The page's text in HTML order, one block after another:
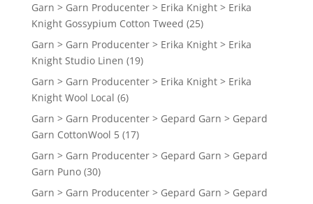
Garn > Garn Producenter > Erika Knight > Erika
Knight Gossypium Cotton Tweed (25)
Garn > Garn Producenter > Erika Knight > Erika
Knight Studio Linen (19)
Garn > Garn Producenter > Erika Knight > Erika
Knight Wool Local (6)
Garn > Garn Producenter > Gepard Garn > Gepard
Garn CottonWool 5 (17)
Garn > Garn Producenter > Gepard Garn > Gepard
Garn Puno (30)
Garn > Garn Producenter > Gepard Garn > Gepard